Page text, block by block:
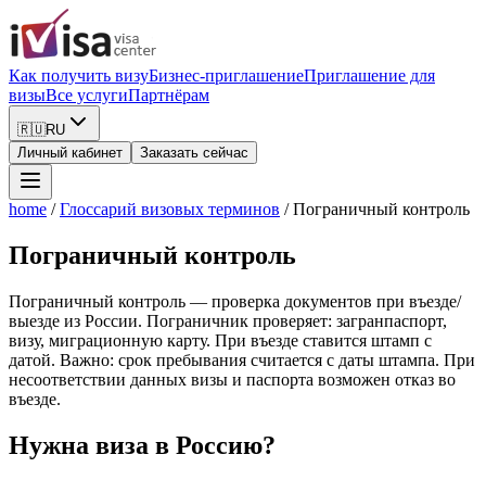
Как получить визуБизнес-приглашениеПриглашение для
визыВсе услугиПартнёрам
🇷🇺RU
Личный кабинет
Заказать сейчас
home /Глоссарий визовых терминов /Пограничный контроль
Пограничный контроль
Пограничный контроль — проверка документов при въезде/
выезде из России. Пограничник проверяет: загранпаспорт,
визу, миграционную карту. При въезде ставится штамп с
датой. Важно: срок пребывания считается с даты штампа. При
несоответствии данных визы и паспорта возможен отказ во
въезде.
Нужна виза в Россию?